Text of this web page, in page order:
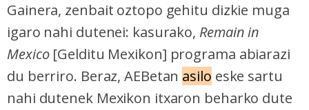
Gainera, zenbait oztopo gehitu dizkie muga
igaro nahi dutenei: kasurako, Remain in
Mexico[Gelditu Mexikon] programa abiarazi
du berriro. Beraz, AEBetan asilo eske sartu
nahi dutenek Mexikon itxaron beharko dute